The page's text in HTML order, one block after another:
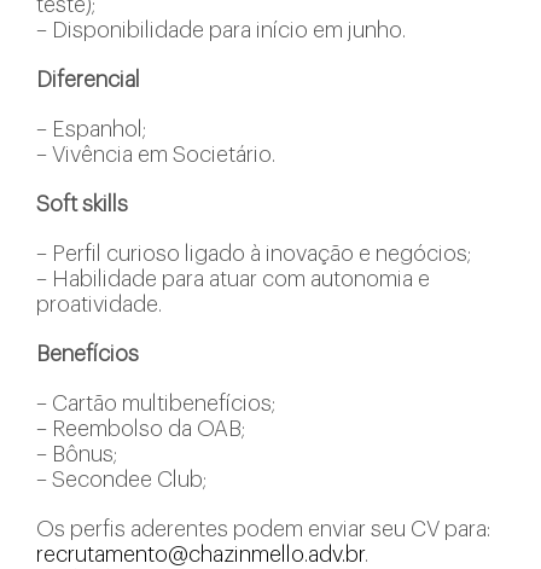
teste);
– Disponibilidade para início em junho.
Diferencial
– Espanhol;
– Vivência em Societário.
Soft skills
– Perfil curioso ligado à inovação e negócios;
– Habilidade para atuar com autonomia e
proatividade.
Benefícios
– Cartão multibenefícios;
– Reembolso da OAB;
– Bônus;
– Secondee Club;
Os perfis aderentes podem enviar seu CV para:
recrutamento@chazinmello.adv.br.